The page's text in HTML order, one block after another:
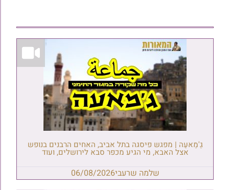
גַ'מַאעַה | מפגש פיסגה בתל אביב, האחים הרבנים בנופש
אצל האבא, מי הגיע מכפר סבא לירושלים, ועוד
שלמה שרעבי06/08/2026